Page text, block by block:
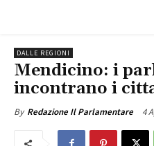
DALLE REGIONI
Mendicino: i
incontrano i
By Redazione Il Parlamentare 4